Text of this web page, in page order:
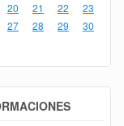
20 21 22
23
27 28 29
30